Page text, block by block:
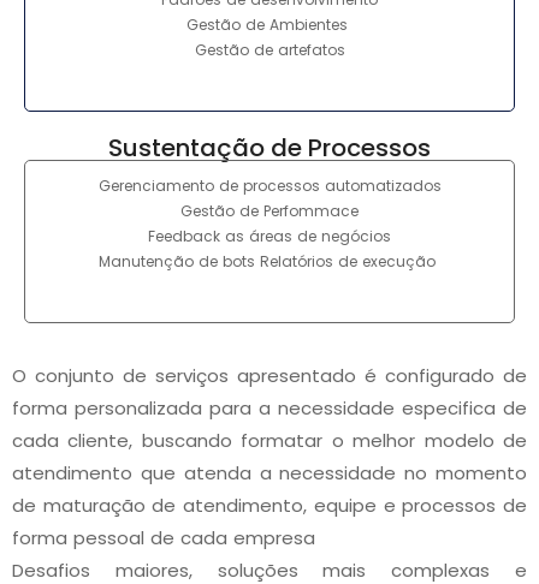
Gestão de Ambientes
Gestão de artefatos
Sustentação de Processos
Gerenciamento de processos automatizados
Gestão de Perfommace
Feedback as áreas de negócios
Manutenção de bots Relatórios de execução
O conjunto de serviços apresentado é configurado de
forma personalizada para a necessidade especifica de
cada cliente, buscando formatar o melhor modelo de
atendimento que atenda a necessidade no momento
de maturação de atendimento, equipe e processos de
forma pessoal de cada empresa
Desafios maiores, soluções mais complexas e